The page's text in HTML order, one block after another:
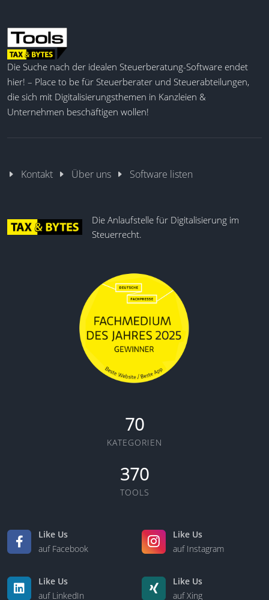
Die Suche nach der idealen Steuerberatung-Software endet
hier! – Place to be für Steuerberater und Steuerabteilungen,
die sich mit Digitalisierungsthemen in Kanzleien &
Unternehmen beschäftigen wollen!
Kontakt Über uns Software listen
Die Anlaufstelle für Digitalisierung im
Steuerrecht.
70
KATEGORIEN
370
TOOLS
Like Us
auf Facebook
Like Us
auf Instagram
Like Us
auf LinkedIn
Like Us
auf Xing